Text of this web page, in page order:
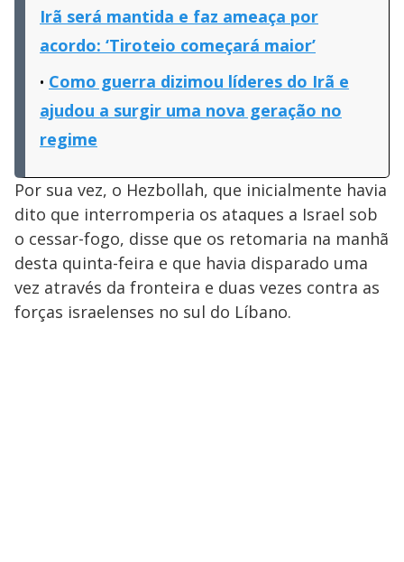
Irã será mantida e faz ameaça por
acordo: ‘Tiroteio começará maior’
Como guerra dizimou líderes do Irã e
ajudou a surgir uma nova geração no
regime
Por sua vez, o Hezbollah, que inicialmente havia
dito que interromperia os ataques a Israel sob
o cessar-fogo, disse que os retomaria na manhã
desta quinta-feira e que havia disparado uma
vez através da fronteira e duas vezes contra as
forças israelenses no sul do Líbano.